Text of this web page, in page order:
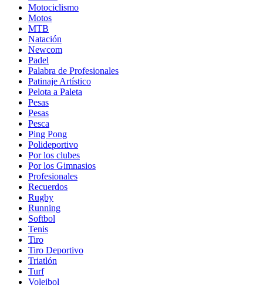
Motociclismo
Motos
MTB
Natación
Newcom
Padel
Palabra de Profesionales
Patinaje Artístico
Pelota a Paleta
Pesas
Pesas
Pesca
Ping Pong
Polideportivo
Por los clubes
Por los Gimnasios
Profesionales
Recuerdos
Rugby
Running
Softbol
Tenis
Tiro
Tiro Deportivo
Triatlón
Turf
Voleibol